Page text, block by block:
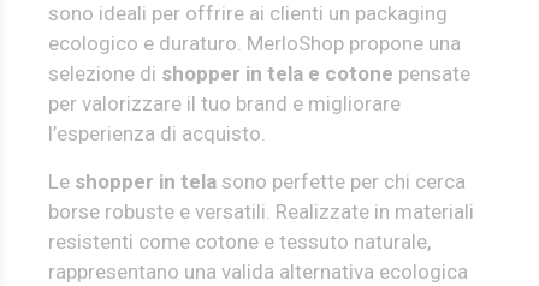
sono ideali per offrire ai clienti un packaging
ecologico e duraturo. MerloShop propone una
selezione di shopper in tela e cotone pensate
per valorizzare il tuo brand e migliorare
l’esperienza di acquisto.
Le shopper in tela sono perfette per chi cerca
borse robuste e versatili. Realizzate in materiali
resistenti come cotone e tessuto naturale,
rappresentano una valida alternativa ecologica